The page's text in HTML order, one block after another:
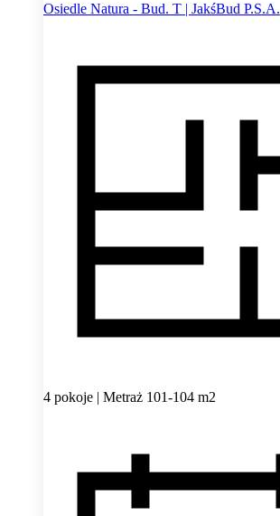
Osiedle Natura - Bud. T | JakśBud P.S.A.
4 pokoje | Metraż 101-104 m2